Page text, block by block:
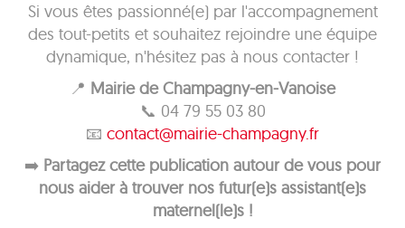
Si vous êtes passionné(e) par l'accompagnement
des tout-petits et souhaitez rejoindre une équipe
dynamique, n'hésitez pas à nous contacter !
📍 Mairie de Champagny-en-Vanoise
📞 04 79 55 03 80
📧 contact@mairie-champagny.fr
➡️ Partagez cette publication autour de vous pour
nous aider à trouver nos futur(e)s assistant(e)s
maternel(le)s !